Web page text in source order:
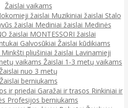
Žaislai vaikams
žaislai Muzikiniai žaislai Stalo
žaislai Mediniai žaislai Medinės
žaislai MONTESSORI žaislai
Galvosūkiai Žaislai kūdikiams
Minkšti pliušiniai žaislai Lavinamieji
vaikams Žaislai 1-3 metų vaikams
nuo 3 metų
Žaislai berniukams
ir priedai Garažai ir trasos Rinkiniai ir
Profesijos berniukams